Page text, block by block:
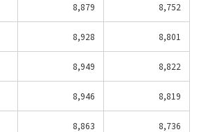
8,879 8,752
8,928 8,801
8,949 8,822
8,946 8,819
8,863 8,736